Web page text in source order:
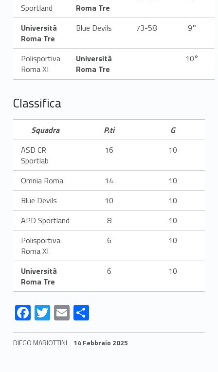
e
Sportland
Roma Tre
Università
Roma Tre
Blue Devils 73-58 9°
Polisportiva
Roma XI
Università
Roma Tre
10°
Classifica
Squadra P.ti
G
ASD CR
Sportlab
16 10
Omnia Roma 14
10
Blue Devils
10
10
APD Sportland
8
10
Polisportiva
Roma XI
6 10
Università
Roma Tre
6 10
F
ac
e
T
w
itt
E
m
ai
S
h
ar
DIEGO MARIOTTINI 14 Febbraio 2025